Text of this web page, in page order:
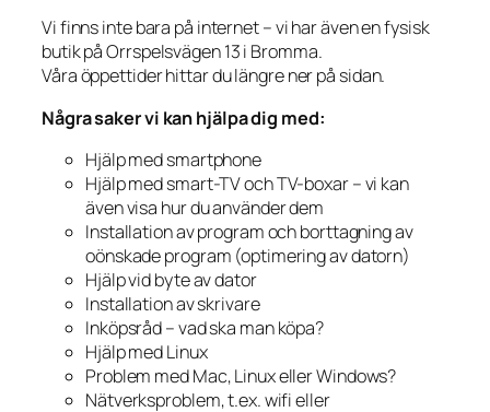
Vi finns inte bara på internet – vi har även en fysisk
butik på Orrspelsvägen 13 i Bromma.
Våra öppettider hittar du längre ner på sidan.
Några saker vi kan hjälpa dig med:
Hjälp med smartphone
Hjälp med smart-TV och TV-boxar – vi kan
även visa hur du använder dem
Installation av program och borttagning av
oönskade program (optimering av datorn)
Hjälp vid byte av dator
Installation av skrivare
Inköpsråd – vad ska man köpa?
Hjälp med Linux
Problem med Mac, Linux eller Windows?
Nätverksproblem, t.ex. wifi eller